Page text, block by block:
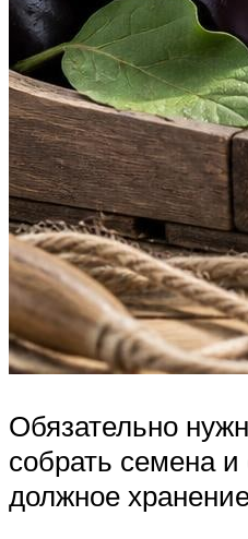
Обязательно
собрать семена и
должное